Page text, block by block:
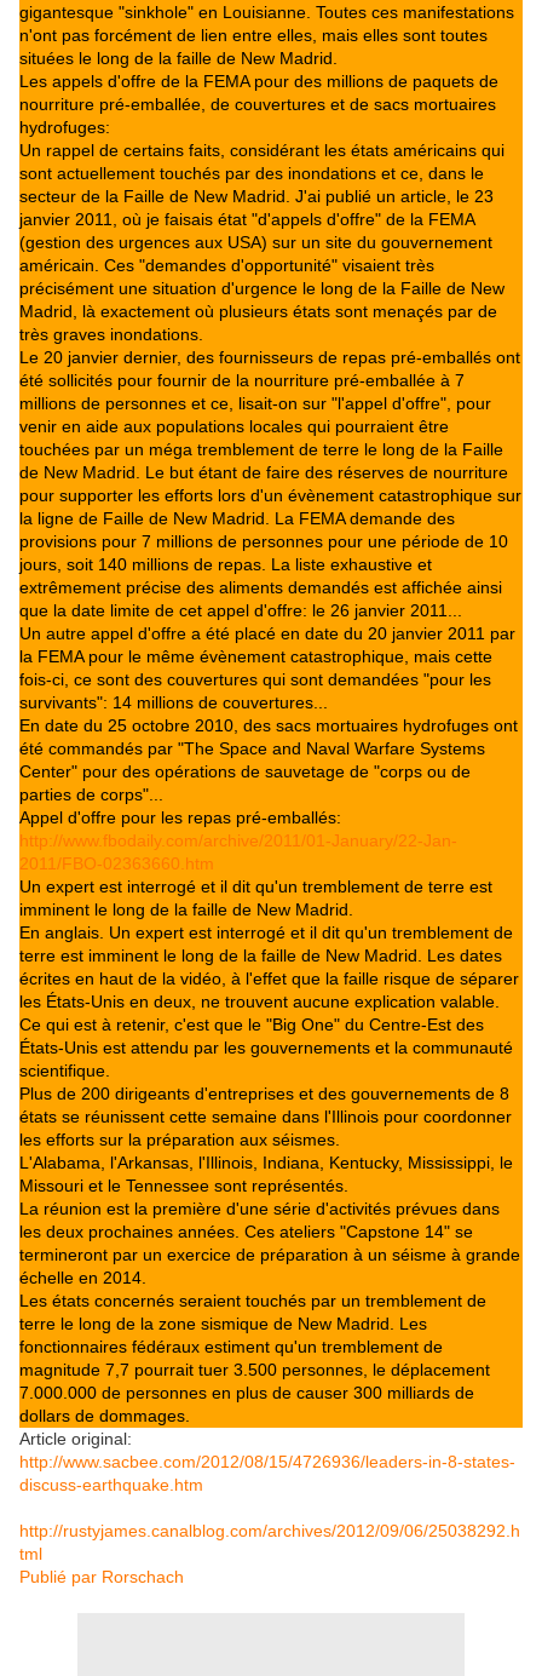
gigantesque "sinkhole" en Louisianne. Toutes ces manifestations
n'ont pas forcément de lien entre elles, mais elles sont toutes
situées le long de la faille de New Madrid.
Les appels d'offre de la FEMA pour des millions de paquets de
nourriture pré-emballée, de couvertures et de sacs mortuaires
hydrofuges:
Un rappel de certains faits, considérant les états américains qui
sont actuellement touchés par des inondations et ce, dans le
secteur de la Faille de New Madrid. J'ai publié un article, le 23
janvier 2011, où je faisais état "d'appels d'offre" de la FEMA
(gestion des urgences aux USA) sur un site du gouvernement
américain. Ces "demandes d'opportunité" visaient très
précisément une situation d'urgence le long de la Faille de New
Madrid, là exactement où plusieurs états sont menaçés par de
très graves inondations.
Le 20 janvier dernier, des fournisseurs de repas pré-emballés ont
été sollicités pour fournir de la nourriture pré-emballée à 7
millions de personnes et ce, lisait-on sur "l'appel d'offre", pour
venir en aide aux populations locales qui pourraient être
touchées par un méga tremblement de terre le long de la Faille
de New Madrid. Le but étant de faire des réserves de nourriture
pour supporter les efforts lors d'un évènement catastrophique sur
la ligne de Faille de New Madrid. La FEMA demande des
provisions pour 7 millions de personnes pour une période de 10
jours, soit 140 millions de repas. La liste exhaustive et
extrêmement précise des aliments demandés est affichée ainsi
que la date limite de cet appel d'offre: le 26 janvier 2011...
Un autre appel d'offre a été placé en date du 20 janvier 2011 par
la FEMA pour le même évènement catastrophique, mais cette
fois-ci, ce sont des couvertures qui sont demandées "pour les
survivants": 14 millions de couvertures...
En date du 25 octobre 2010, des sacs mortuaires hydrofuges ont
été commandés par "The Space and Naval Warfare Systems
Center" pour des opérations de sauvetage de "corps ou de
parties de corps"...
Appel d'offre pour les repas pré-emballés:
http://www.fbodaily.com/archive/2011/01-January/22-Jan-
2011/FBO-02363660.htm
Un expert est interrogé et il dit qu'un tremblement de terre est
imminent le long de la faille de New Madrid.
En anglais. Un expert est interrogé et il dit qu'un tremblement de
terre est imminent le long de la faille de New Madrid. Les dates
écrites en haut de la vidéo, à l'effet que la faille risque de séparer
les États-Unis en deux, ne trouvent aucune explication valable.
Ce qui est à retenir, c'est que le "Big One" du Centre-Est des
États-Unis est attendu par les gouvernements et la communauté
scientifique.
Plus de 200 dirigeants d'entreprises et des gouvernements de 8
états se réunissent cette semaine dans l'Illinois pour coordonner
les efforts sur la préparation aux séismes.
L'Alabama, l'Arkansas, l'Illinois, Indiana, Kentucky, Mississippi, le
Missouri et le Tennessee sont représentés.
La réunion est la première d'une série d'activités prévues dans
les deux prochaines années. Ces ateliers "Capstone 14" se
termineront par un exercice de préparation à un séisme à grande
échelle en 2014.
Les états concernés seraient touchés par un tremblement de
terre le long de la zone sismique de New Madrid. Les
fonctionnaires fédéraux estiment qu'un tremblement de
magnitude 7,7 pourrait tuer 3.500 personnes, le déplacement
7.000.000 de personnes en plus de causer 300 milliards de
dollars de dommages.
Article original:
http://www.sacbee.com/2012/08/15/4726936/leaders-in-8-states-
discuss-earthquake.htm
http://rustyjames.canalblog.com/archives/2012/09/06/25038292.h
tml
Publié par Rorschach